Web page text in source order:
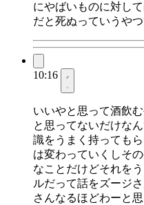
にやばいものに対し
だと死ぬっていうや
10:16
いいやと思って酒飲
と思ってないだけな
識をうまく持っても
は変わっていくしそ
なことだけどそれを
ルだって話をズージ
さんなるほどわーと